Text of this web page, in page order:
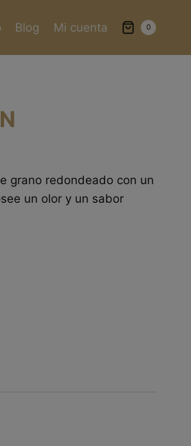
Blog Mi cuenta 0
grano redondeado con un
un olor y un sabor